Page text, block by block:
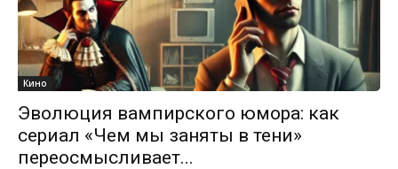
Кино
Эволюция вампирского юмора: как
сериал «Чем мы заняты в тени»
переосмысливает...